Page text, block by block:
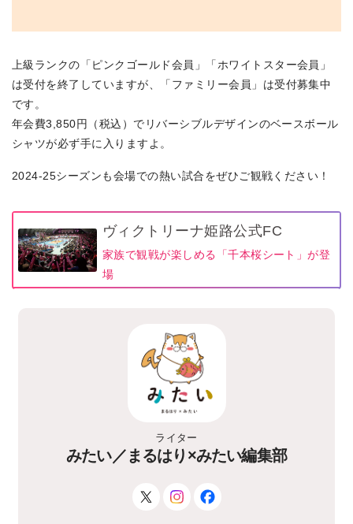
上級ランクの「ピンクゴールド会員」「ホワイトスター会員」
は受付を終了していますが、「ファミリー会員」は受付募集中
です。
年会費3,850円（税込）でリバーシブルデザインのベースボール
シャツが必ず手に入りますよ。
2024-25シーズンも会場での熱い試合をぜひご観戦ください！
ヴィクトリーナ姫路公式FC
家族で観戦が楽しめる「千本桜シート」が登
場
ライター
みたい／まるはり×みたい編集部